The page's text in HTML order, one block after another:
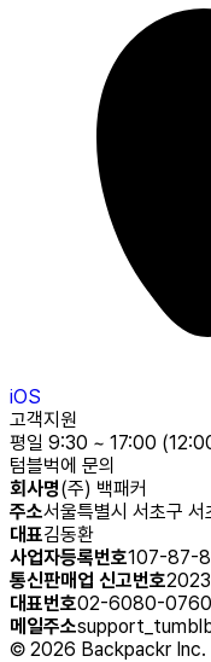
iOS
고객지원
평일 9:30 ~ 17:00
텀블벅에 문의
회사명(주) 백패커
주소서울특별시 서초구
대표김동환
사업자등록번호107-87-
통신판매업 신고번호
대표번호02-6080-0760
메일주소
© 2026 Backpackr Inc.